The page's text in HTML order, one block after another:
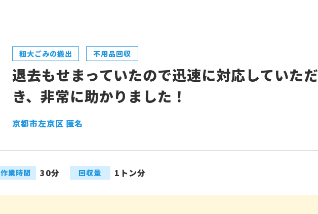
粗大ごみの搬出 不用品回収
退去もせまっていたので迅速に対応していただ
き、非常に助かりました！
京都市左京区 匿名
作業時間 30分 回収量 1トン分